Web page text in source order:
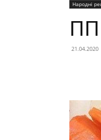
Народні
ПП
21.04.2020